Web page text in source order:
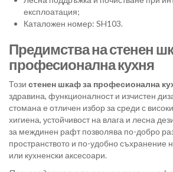
експлоатация;
Каталожен номер: SH103.
Предимства на стенен
професионална кухня
Този стенен шкаф за професионална
здравина, функционалност и изчистен
стомана е отличен избор за среди с
хигиена, устойчивост на влага и лесна
за междинен рафт позволява по-добро
пространството и по-удобно съхранение
или кухненски аксесоари.